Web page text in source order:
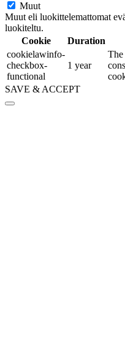
Muut
Muut eli luokittelemattomat
luokiteltu.
Cookie
Duration
cookielawinfo-
checkbox-
functional
1 year
SAVE & ACCEPT